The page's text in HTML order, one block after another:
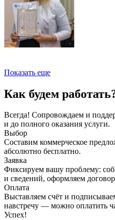
Показать еще
Как будем
Всегда! Сопровождаем и
и до полного оказания услуги.
Выбор
Составим коммерческое
абсолютно бесплатно.
Заявка
Фиксируем вашу проблему:
и сведений, оформляем
Оплата
Выставляем счёт и
навстречу — можно оплатить
Успех!